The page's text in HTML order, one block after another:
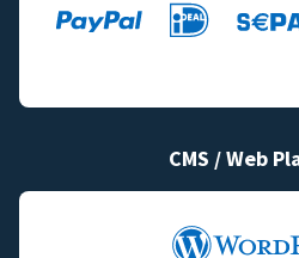
CMS / Web